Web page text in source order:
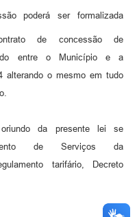
poderá ser formalizada
de concessão de
entre o Município e a
alterando o mesmo em tudo
da presente lei se
de Serviços da
tarifário, Decreto